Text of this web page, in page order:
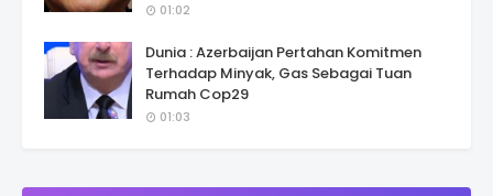
01:02
Dunia : Azerbaijan Pertahan Komitmen
Terhadap Minyak, Gas Sebagai Tuan
Rumah Cop29
01:03